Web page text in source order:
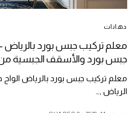
دهانات
معلم تركيب جبس بورد بالرياض
جبس بورد والأسقف الجبسية
معلم تركيب جبس بورد بالرياض
الرياض ,…